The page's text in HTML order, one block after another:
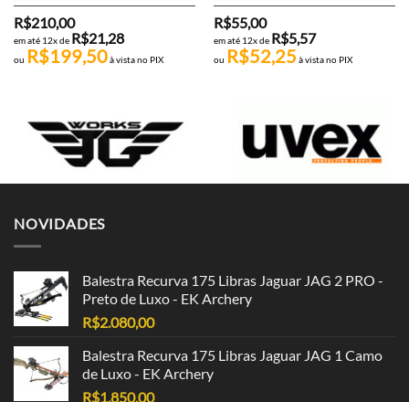
R$210,00
em até 12x de R$21,28
ou R$199,50à vista no PIX
R$55,00
em até 12x de R$5,57
ou R$52,25 à vista no PIX
NOVIDADES
Balestra Recurva 175 Libras Jaguar JAG 2 PRO -
Preto de Luxo - EK Archery
R$2.080,00
Balestra Recurva 175 Libras Jaguar JAG 1 Camo
de Luxo - EK Archery
R$1.850,00